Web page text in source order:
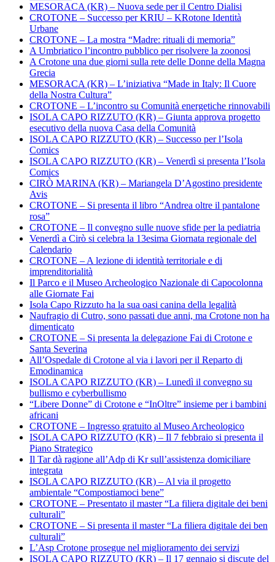
MESORACA (KR) – Nuova sede per il Centro Dialisi
CROTONE – Successo per KRIU – KRotone Identità
Urbane
CROTONE – La mostra “Madre: rituali di memoria”
A Umbriatico l’incontro pubblico per risolvere la zoonosi
A Crotone una due giorni sulla rete delle Donne della Magna
Grecia
MESORACA (KR) – L’iniziativa “Made in Italy: Il Cuore
della Nostra Cultura”
CROTONE – L’incontro su Comunità energetiche rinnovabili
ISOLA CAPO RIZZUTO (KR) – Giunta approva progetto
esecutivo della nuova Casa della Comunità
ISOLA CAPO RIZZUTO (KR) – Successo per l’Isola
Comics
ISOLA CAPO RIZZUTO (KR) – Venerdì si presenta l’Isola
Comics
CIRÒ MARINA (KR) – Mariangela D’Agostino presidente
Avis
CROTONE – Si presenta il libro “Andrea oltre il pantalone
rosa”
CROTONE – Il convegno sulle nuove sfide per la pediatria
Venerdì a Cirò si celebra la 13esima Giornata regionale del
Calendario
CROTONE – A lezione di identità territoriale e di
imprenditorialità
Il Parco e il Museo Archeologico Nazionale di Capocolonna
alle Giornate Fai
Isola Capo Rizzuto ha la sua oasi canina della legalità
Naufragio di Cutro, sono passati due anni, ma Crotone non ha
dimenticato
CROTONE – Si presenta la delegazione Fai di Crotone e
Santa Severina
All’Ospedale di Crotone al via i lavori per il Reparto di
Emodinamica
ISOLA CAPO RIZZUTO (KR) – Lunedì il convegno su
bullismo e cyberbullismo
“Libere Donne” di Crotone e “InOltre” insieme per i bambini
africani
CROTONE – Ingresso gratuito al Museo Archeologico
ISOLA CAPO RIZZUTO (KR) – Il 7 febbraio si presenta il
Piano Strategico
Il Tar dà ragione all’Adp di Kr sull’assistenza domiciliare
integrata
ISOLA CAPO RIZZUTO (KR) – Al via il progetto
ambientale “Compostiamoci bene”
CROTONE – Presentato il master “La filiera digitale dei beni
culturali”
CROTONE – Si presenta il master “La filiera digitale dei ben
culturali”
L’Asp Crotone prosegue nel miglioramento dei servizi
ISOLA CAPO RIZZUTO (KR) – Il 17 gennaio si discute del